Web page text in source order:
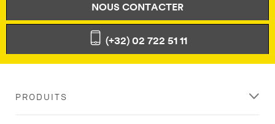
NOUS CONTACTER
(+32) 02 722 51 11
PRODUITS